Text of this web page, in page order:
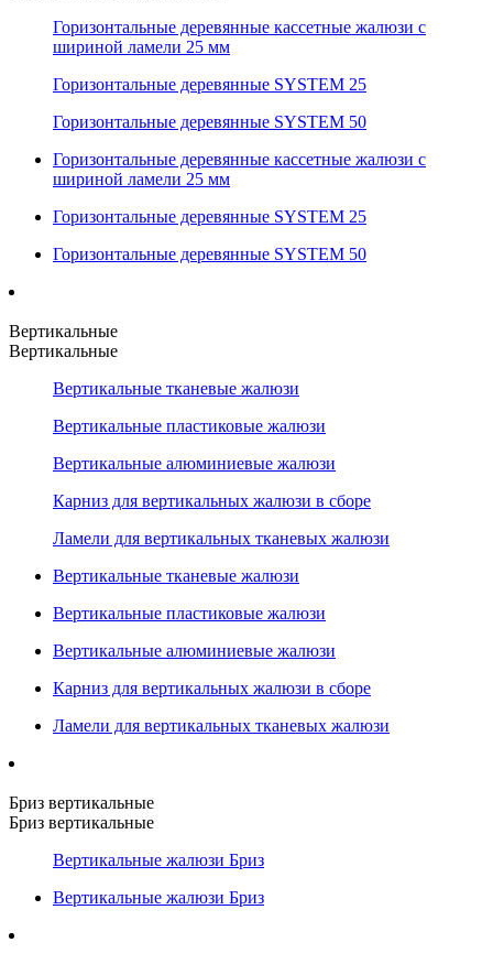
Горизонтальные деревянные кассетные жалюзи с
шириной ламели 25 мм
Горизонтальные деревянные SYSTEM 25
Горизонтальные деревянные SYSTEM 50
Горизонтальные деревянные кассетные жалюзи с
шириной ламели 25 мм
Горизонтальные деревянные SYSTEM 25
Горизонтальные деревянные SYSTEM 50
Вертикальные
Вертикальные
Вертикальные тканевые жалюзи
Вертикальные пластиковые жалюзи
Вертикальные алюминиевые жалюзи
Карниз для вертикальных жалюзи в сборе
Ламели для вертикальных тканевых жалюзи
Вертикальные тканевые жалюзи
Вертикальные пластиковые жалюзи
Вертикальные алюминиевые жалюзи
Карниз для вертикальных жалюзи в сборе
Ламели для вертикальных тканевых жалюзи
Бриз вертикальные
Бриз вертикальные
Вертикальные жалюзи Бриз
Вертикальные жалюзи Бриз